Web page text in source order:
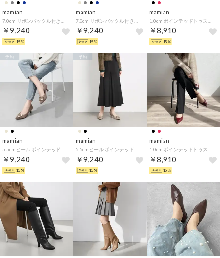
mamian
￥9,240
15%
mamian
￥9,240
15%
mamian
￥8,910
15%
mamian
￥9,240
予約
15%
mamian
￥9,240
予約
15%
mamian
￥8,910
15%